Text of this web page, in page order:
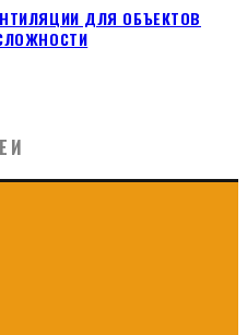
ДЛЯ ОБЪЕКТОВ